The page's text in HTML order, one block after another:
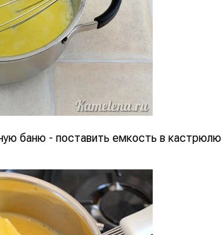
баню - поставить емкость в кастрюлю